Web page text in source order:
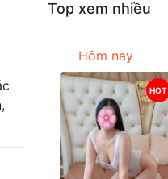
Top xem nhiều
Hôm nay
HOT